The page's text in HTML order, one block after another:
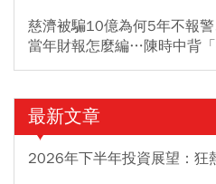
慈濟被騙10億為何5年不報
當年財報怎麼編…陳時中背
最新文章
2026年下半年投資展望：狂